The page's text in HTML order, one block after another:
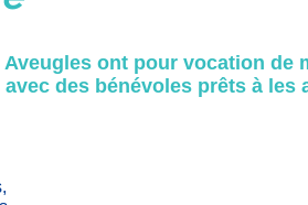
ont pour vocation de
des bénévoles prêts à les